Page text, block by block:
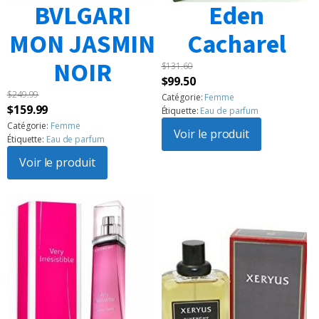
BVLGARI
MON JASMIN
NOIR
$249.99
Le
prix
initial
était :
$249.99.
$159.99Le
prix
actuel
est :
$159.99.
Catégorie: Femme
Étiquette: Eau de parfum
Voir le produit
Eden
Cacharel
$131.60
Le
prix
initial
était :
$131.60.
$99.50Le
prix
actuel
est :
$99.50.
Catégorie: Femme
Étiquette: Eau de parfum
Voir le produit